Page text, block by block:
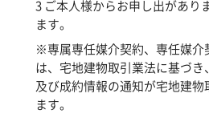
3 ご本人様からお申し出があり
ます。
※専属専任媒介契約、専任媒介
は、宅地建物取引業法に基づ
及び成約情報の通知が宅地建
ます。